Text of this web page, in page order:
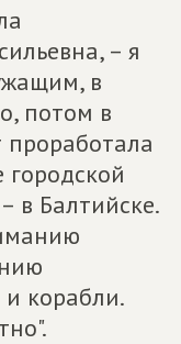
– я
в
потом в
проработала
городской
в Балтийске.
корабли.